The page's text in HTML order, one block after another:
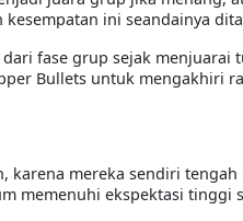
ini seandainya
fase grup sejak menjuarai
Bullets untuk mengakhiri
mereka sendiri
memenuhi ekspektasi